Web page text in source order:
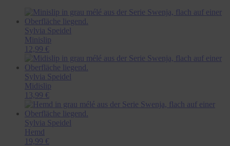
Sylvia Speidel
Minislip
12,99 €
Sylvia Speidel
Midislip
13,99 €
Sylvia Speidel
Hemd
19,99 €